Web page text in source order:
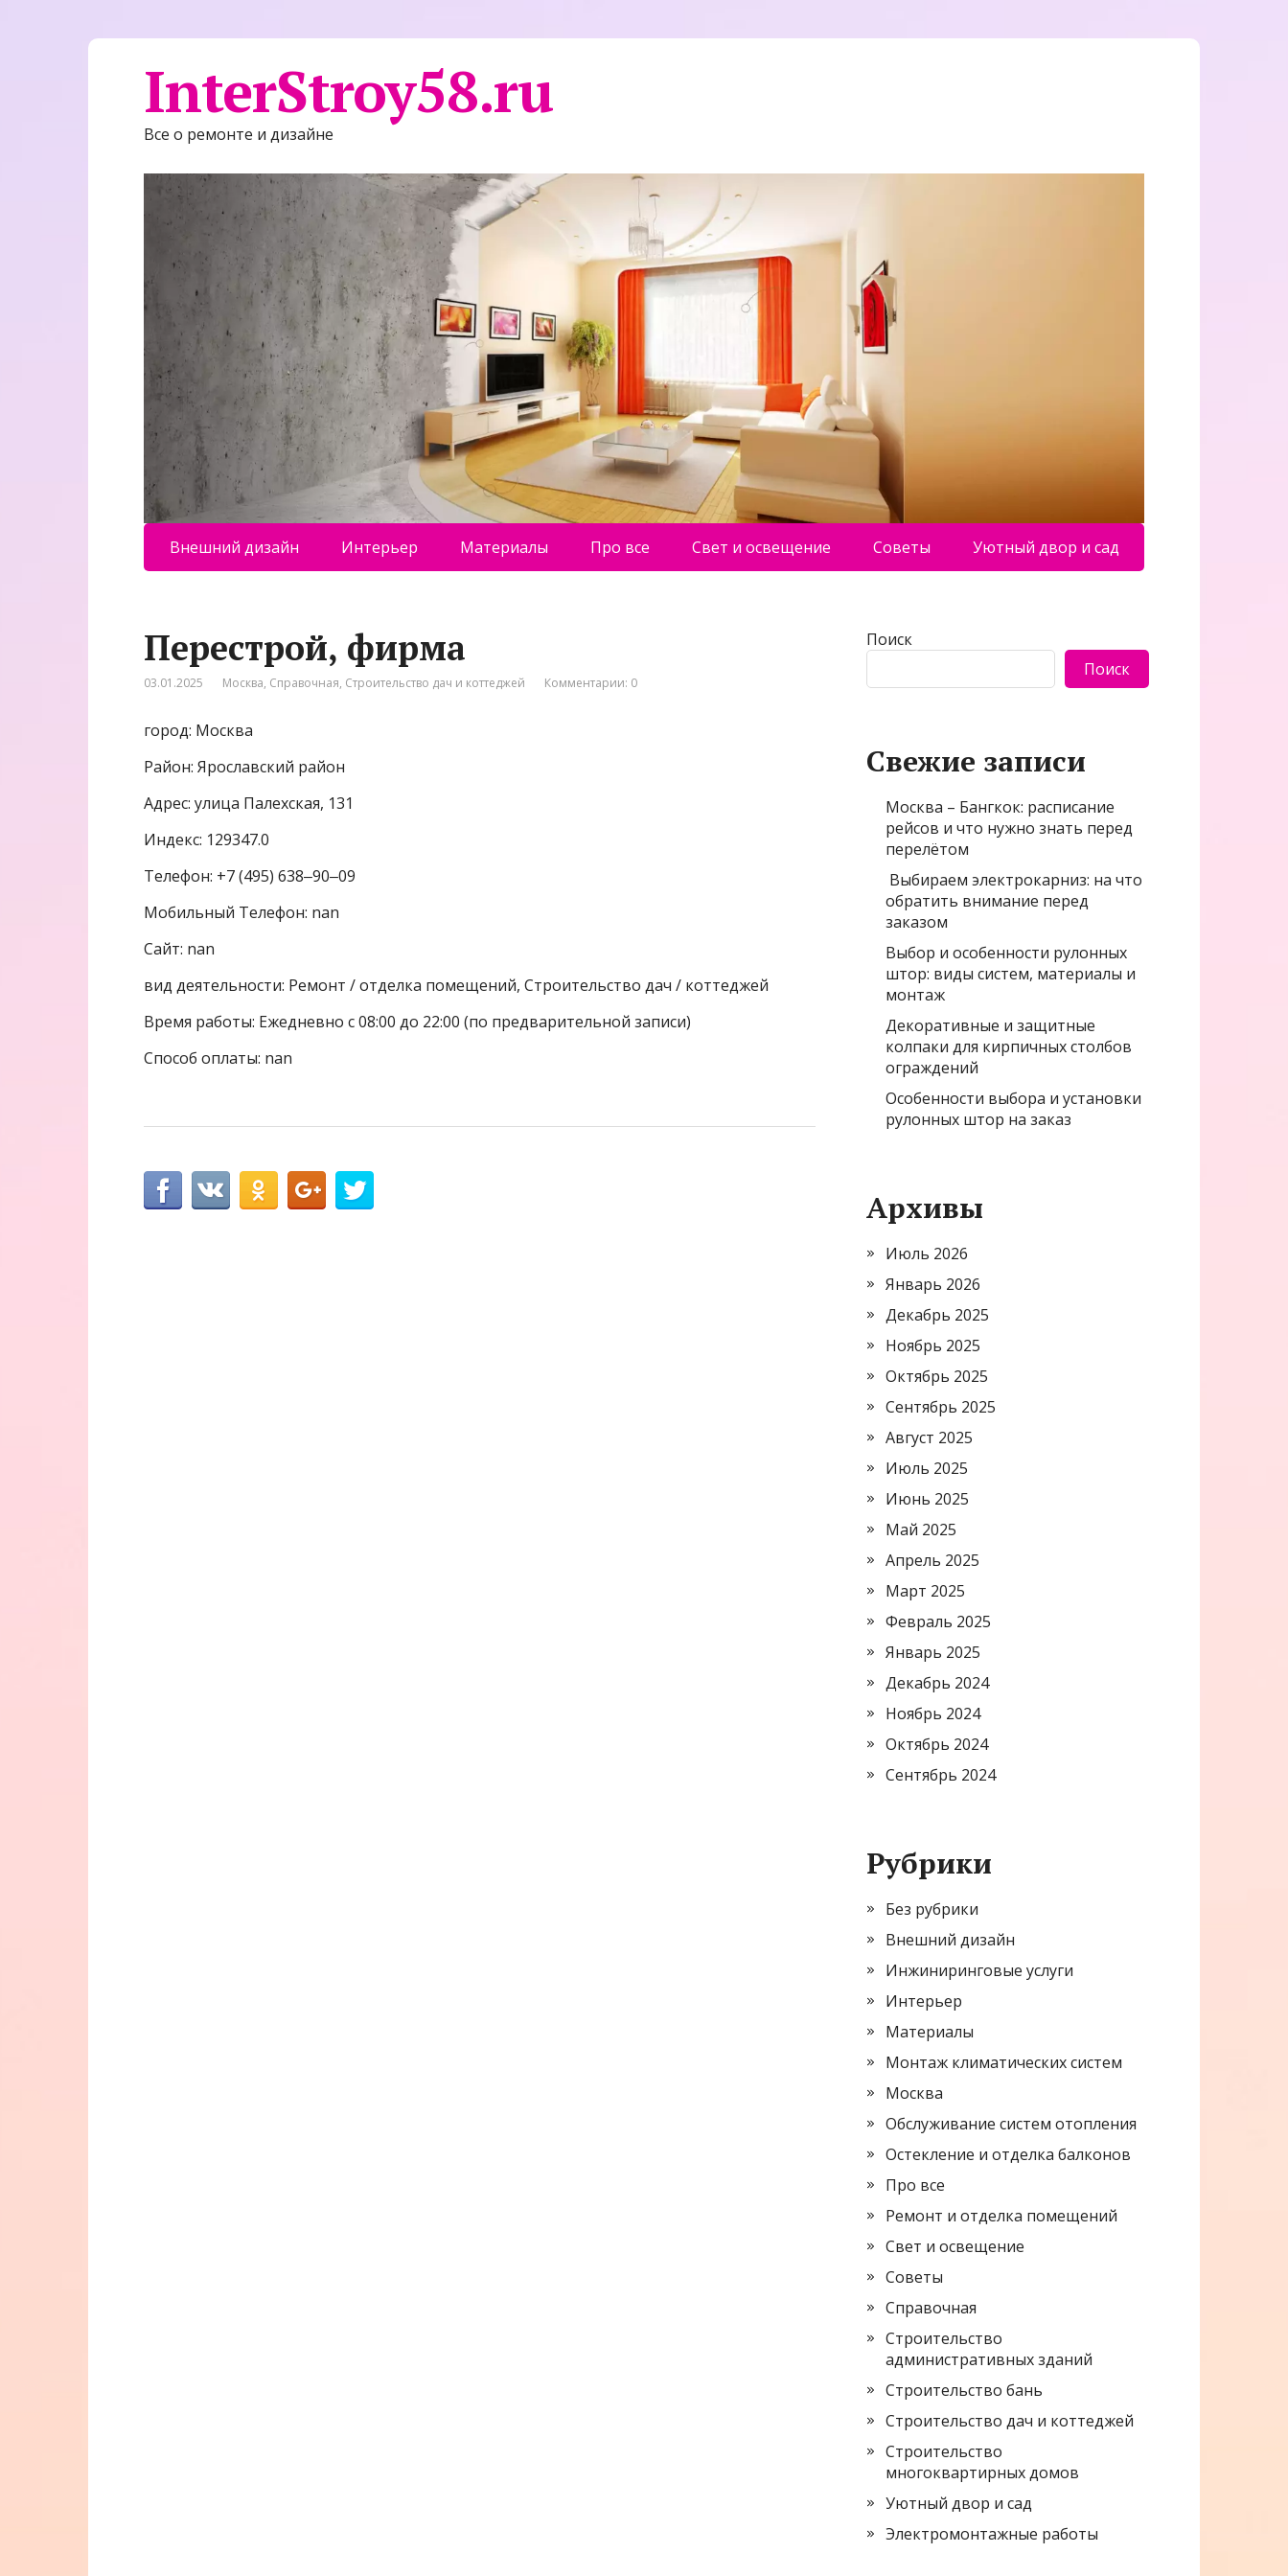
InterStroy58.ru
Все о ремонте и дизайне
Внешний дизайн Интерьер Материалы Про все Свет и освещение Советы Уютный двор и сад
Перестрой, фирма
03.01.2025 Москва, Справочная, Строительство дач и коттеджей Комментарии: 0
город: Москва
Район: Ярославский район
Адрес: улица Палехская, 131
Индекс: 129347.0
Телефон: +7 (495) 638‒90‒09
Мобильный Телефон: nan
Сайт: nan
вид деятельности: Ремонт / отделка помещений, Строительство дач / коттеджей
Время работы: Ежедневно с 08:00 до 22:00 (по предварительной записи)
Способ оплаты: nan
Поиск
Поиск
Свежие записи
Москва – Бангкок: расписание
рейсов и что нужно знать перед
перелётом
Выбираем электрокарниз: на что
обратить внимание перед
заказом
Выбор и особенности рулонных
штор: виды систем, материалы и
монтаж
Декоративные и защитные
колпаки для кирпичных столбов
ограждений
Особенности выбора и установки
рулонных штор на заказ
Архивы
Июль 2026
Январь 2026
Декабрь 2025
Ноябрь 2025
Октябрь 2025
Сентябрь 2025
Август 2025
Июль 2025
Июнь 2025
Май 2025
Апрель 2025
Март 2025
Февраль 2025
Январь 2025
Декабрь 2024
Ноябрь 2024
Октябрь 2024
Сентябрь 2024
Рубрики
Без рубрики
Внешний дизайн
Инжиниринговые услуги
Интерьер
Материалы
Монтаж климатических систем
Москва
Обслуживание систем отопления
Остекление и отделка балконов
Про все
Ремонт и отделка помещений
Свет и освещение
Советы
Справочная
Строительство
административных зданий
Строительство бань
Строительство дач и коттеджей
Строительство
многоквартирных домов
Уютный двор и сад
Электромонтажные работы